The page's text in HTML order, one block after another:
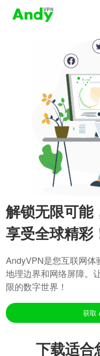
解锁无限可能
享受全球精彩
AndyVPN是您互联网
地理边界和网络屏障。
限的数字世界！
获取
下载适合